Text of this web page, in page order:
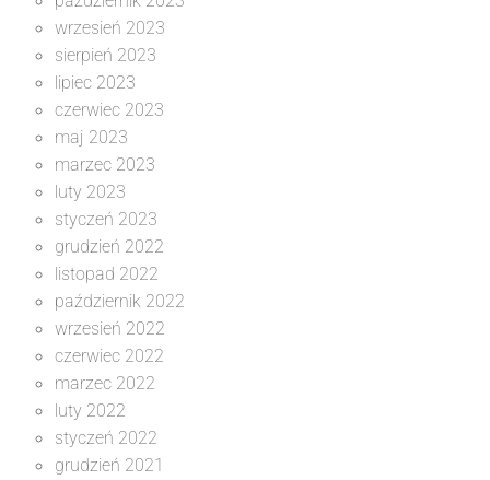
wrzesień 2023
sierpień 2023
lipiec 2023
czerwiec 2023
maj 2023
marzec 2023
luty 2023
styczeń 2023
grudzień 2022
listopad 2022
październik 2022
wrzesień 2022
czerwiec 2022
marzec 2022
luty 2022
styczeń 2022
grudzień 2021